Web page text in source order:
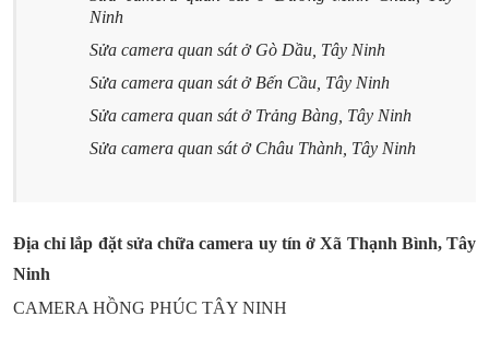
Ninh
Sửa camera quan sát ở Gò Dầu, Tây Ninh
Sửa camera quan sát ở Bến Cầu, Tây Ninh
Sửa camera quan sát ở Trảng Bàng, Tây Ninh
Sửa camera quan sát ở Châu Thành, Tây Ninh
Địa chỉ lắp đặt sửa chữa camera uy tín ở Xã Thạnh Bình, Tây
Ninh
CAMERA HỒNG PHÚC TÂY NINH